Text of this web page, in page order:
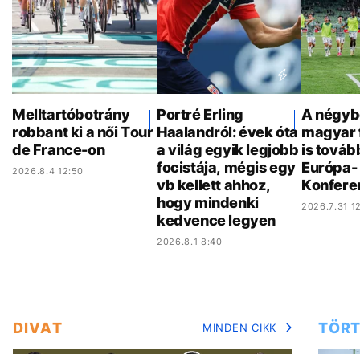
Melltartóbotrány
robbant ki a női Tour
de France-on
2026.8.4 12:50
Portré Erling
Haalandról: évek óta
a világ egyik legjobb
focistája, mégis egy
vb kellett ahhoz,
hogy mindenki
kedvence legyen
2026.8.1 8:40
A
magyar
is
Európa-
2026.7.31
DIVAT MINDEN CIKK